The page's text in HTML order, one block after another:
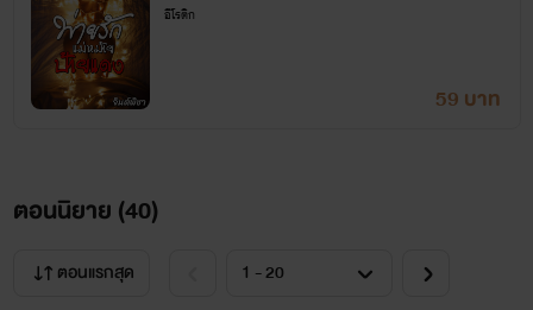
อีโรติก
59 บาท
ตอนนิยาย (40)
ตอนแรกสุด